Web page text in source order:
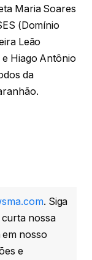
Maria Soares
(Domínio
Leão
Hiago Antônio
da
. Siga
curta nossa
nosso
e